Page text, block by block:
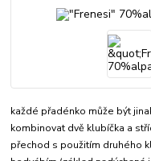
každé přadénko může být
kombinovat dvě klubíčka a
přechod s použitím druhého